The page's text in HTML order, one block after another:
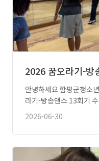
2026 꿈오라기-방
안녕하세요 함평군청소년센터입니다.
2026-06-30